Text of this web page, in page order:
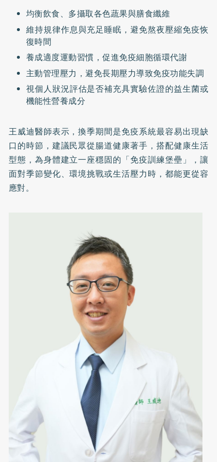
均衡飲食、多攝取各色蔬果與膳食纖維
維持規律作息與充足睡眠，避免熬夜壓縮免疫恢
復時間
養成適度運動習慣，促進免疫細胞循環代謝
主動管理壓力，避免長期壓力導致免疫功能失調
視個人狀況評估是否補充具實驗佐證的益生菌或
機能性營養成分
王威迪醫師表示，換季期間是免疫系統最容易出現缺
口的時節，建議民眾從腸道健康著手，搭配健康生活
型態，為身體建立一座穩固的「免疫訓練堡壘」，讓
面對季節變化、環境挑戰或生活壓力時，都能更從容
應對。